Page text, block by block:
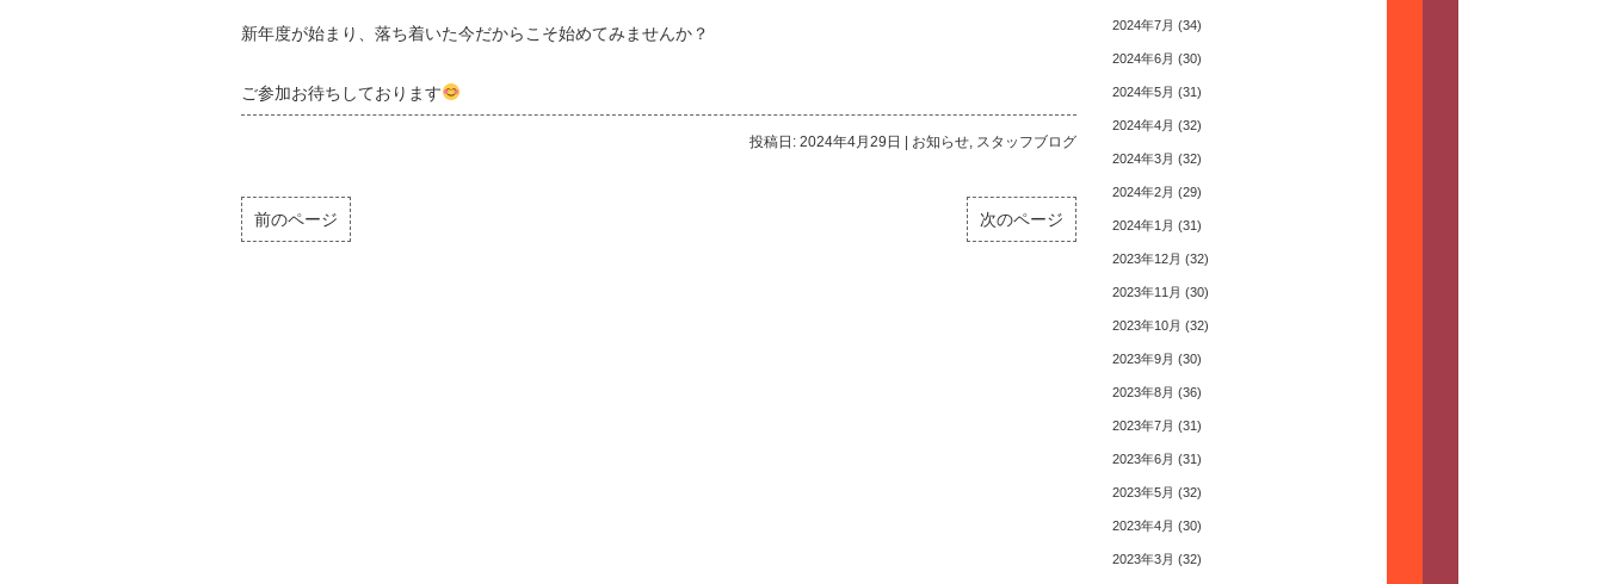
新年度が始まり、落ち着いた今だからこそ始めてみませんか？
ご参加お待ちしております
投稿日: 2024年4月29日 お知らせ, スタッフブログ
前のページ 次のページ
2024年7月 (34)
2024年6月 (30)
2024年5月 (31)
2024年4月 (32)
2024年3月 (32)
2024年2月 (29)
2024年1月 (31)
2023年12月 (32)
2023年11月 (30)
2023年10月 (32)
2023年9月 (30)
2023年8月 (36)
2023年7月 (31)
2023年6月 (31)
2023年5月 (32)
2023年4月 (30)
2023年3月 (32)